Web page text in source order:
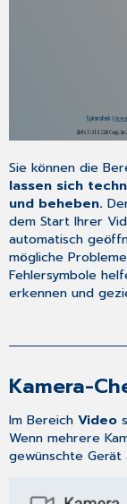
Sie können die
lassen sich
und beheben.
dem Start Ihrer
automatisch
mögliche
Fehlersymbole
erkennen und
Kamera-
Im BereichVideo
Wenn mehrere
gewünschte Gerät